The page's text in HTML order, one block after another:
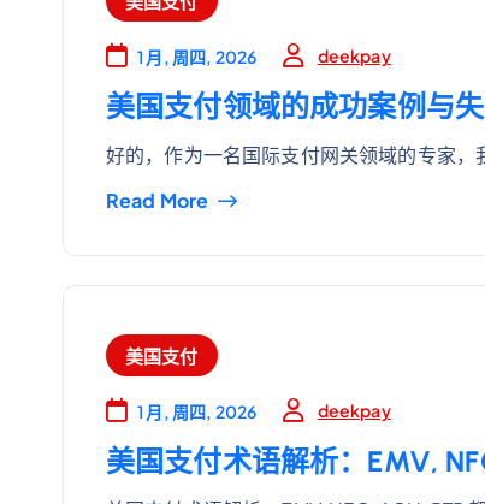
1 月, 周四, 2026 deekpay
美国支付领域的成功案例与
好的，作为一名国际支付网关领域的专家
Read More
美国支付
1 月, 周四, 2026 deekpay
美国支付术语解析：EMV,